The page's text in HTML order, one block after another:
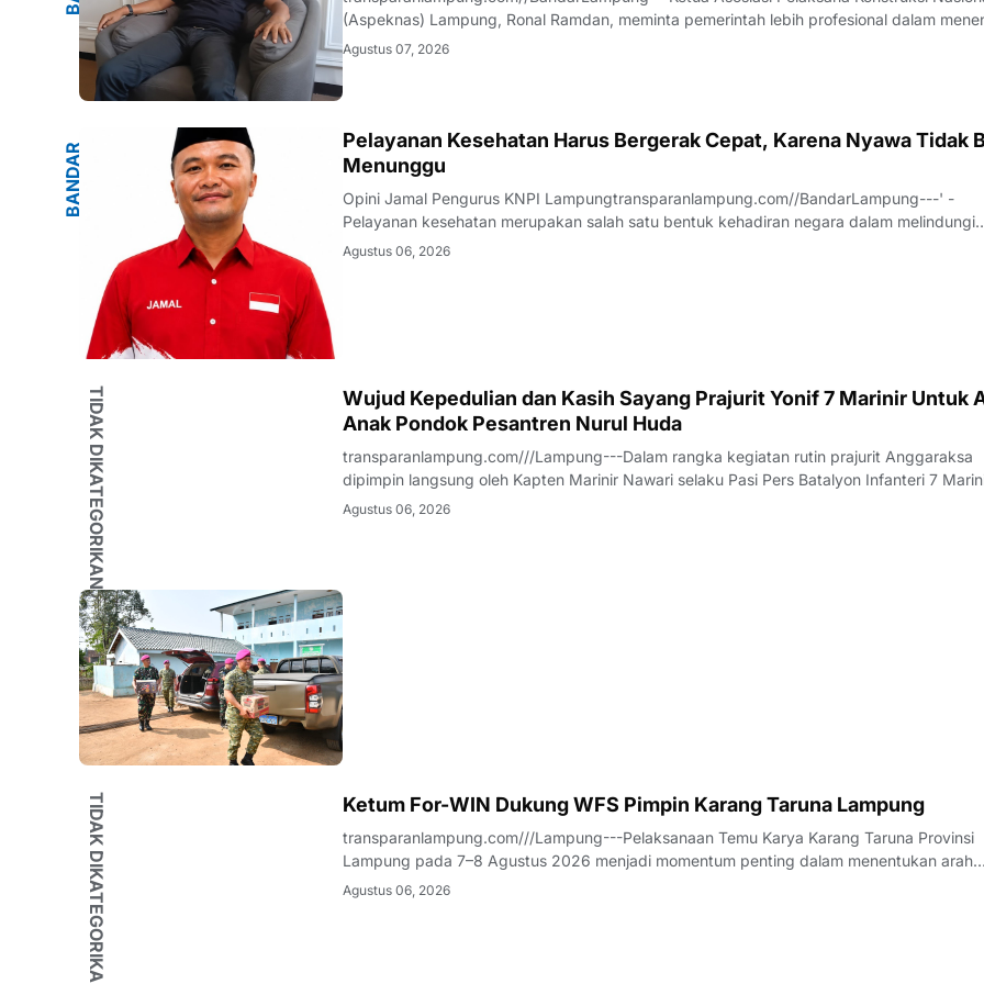
(Aspeknas) Lampung, Ronal Ramdan, meminta pemerintah lebih profesional dalam
perusahaan pelaksana proyek konstruksi.Hal itu disampaikan Ronal saat diwawancarai tim
Agustus 07, 2026
B
A
N
D
A
R
L
A
M
P
U
N
Pelayanan Kesehatan Harus Bergerak Cepat, Karena Nyawa Tidak
Menunggu
Opini Jamal Pengurus KNPI Lampungtransparanlampung.com//BandarLampung---' -
Pelayanan kesehatan merupakan salah satu bentuk kehadiran negara dalam melindungi
warganya. Di tengah pesatnya perkembangan teknologi dan meningkatnya ekspektasi
Agustus 06, 2026
TIDAK DIKATEGORIKAN
Wujud Kepedulian dan Kasih Sayang Prajurit Yonif 7 Marinir Untuk
Anak Pondok Pesantren Nurul Huda
transparanlampung.com///Lampung---Dalam rangka kegiatan rutin prajurit Anggaraksa
dipimpin langsung oleh Kapten Marinir Nawari selaku Pasi Pers Batalyon Infanteri 7
beaserta Ketua dan anggota Jalasenastri Ranting A Cabang 7 PG Kormar melaksanakan
Agustus 06, 2026
TIDAK DIKATEGORIKAN Ketum For-WIN Dukung WFS Pimpin Karang Taruna Lampung
transparanlampung.com///Lampung---Pelaksanaan Temu Karya Karang Taruna Provinsi
Lampung pada 7–8 Agustus 2026 menjadi momentum penting dalam menentukan arah
organisasi kepemudaan tersebut untuk lima tahun ke depan. Di tengah dinamika tersebut,
Agustus 06, 2026